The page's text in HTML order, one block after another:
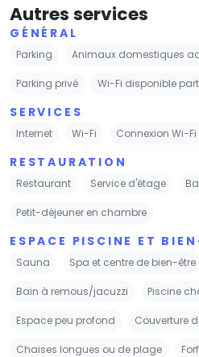
Autres services
GÉNÉRAL
Parking Animaux domestiques
Parking privé Wi-Fi disponible
SERVICES
Internet Wi-Fi Connexion Wi-
RESTAURATION
Restaurant Service d'étage
Petit-déjeuner en chambre
ESPACE PISCINE ET
Sauna Spa et centre de bien-être
Bain à remous/jacuzzi Piscine
Espace peu profond Couverture
Chaises longues ou de plage